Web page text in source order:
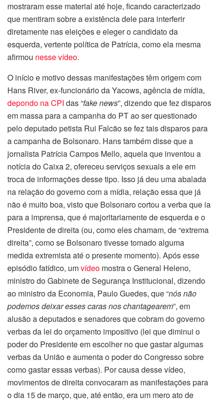
mostraram esse material até hoje, ficando caracterizado
que mentiram sobre a existência dele para interferir
diretamente nas eleições e eleger o candidato da
esquerda, vertente política de Patrícia, como ela mesma
afirmou nesse vídeo.
O início e motivo dessas manifestações têm origem com
Hans River, ex-funcionário da Yacows, agência de mídia,
depondo na CPI das “fake news”, dizendo que fez disparos
em massa para a campanha do PT ao ser questionado
pelo deputado petista Rui Falcão se fez tais disparos para
a campanha de Bolsonaro. Hans também disse que a
jornalista Patrícia Campos Mello, aquela que inventou a
notícia do Caixa 2, ofereceu serviços sexuais a ele em
troca de informações desse tipo. Isso já deu uma abalada
na relação do governo com a mídia, relação essa que já
não é muito boa, visto que Bolsonaro cortou a verba que ia
para a imprensa, que é majoritariamente de esquerda e o
Presidente de direita (ou, como eles chamam, de “extrema
direita”, como se Bolsonaro tivesse tomado alguma
medida extremista até o presente momento). Após esse
episódio fatídico, umvídeo mostra o General Heleno,
ministro do Gabinete de Segurança Institucional, dizendo
ao ministro da Economia, Paulo Guedes, que “nós não
podemos deixar esses caras nos chantagearem”, em
alusão a deputados e senadores que cobram do governo
verbas da lei do orçamento impositivo (lei que diminui o
poder do Presidente em escolher no que gastar algumas
verbas da União e aumenta o poder do Congresso sobre
como gastar essas verbas). Por causa desse vídeo,
movimentos de direita convocaram as manifestações para
o dia 15 de março, que, até então, era um mero ato de